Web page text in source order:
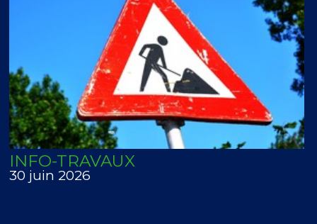
INFO-TRAVAUX
30 juin 2026